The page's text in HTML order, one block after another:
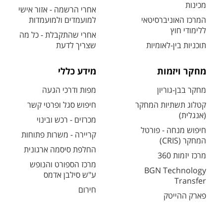
מכינות
המרכז האוניברסיטאי
ללימודי חוץ
תוכניות בין-לאומיות
אחרי הרשמה - אזור אישי
למועמדים ולמועמדות
אחרי שהתקבלת - כל מה
שצריך לדעת
מחקר ויזמות
מחקר בבן-גוריון
קטלוג תשתיות המחקר
(אנגלית)
חיפוש מנחה - פורטל
המחקר (CRIS)
מרכז יזמות 360
BGN Technology
Transfer
פארק ההייטק
מידע כללי
מפות ודרכי הגעה
חיפוש סגל ופרטי קשר
מכרזים - רכש ובינוי
קריירה - משרות פתוחות
החלפת סיסמה ארגונית
מרכז הספורט והנופש
ע"ש סילבן אדמס
חירום